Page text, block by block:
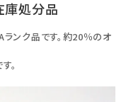
処分品
ンク品です。約20％のオ
。